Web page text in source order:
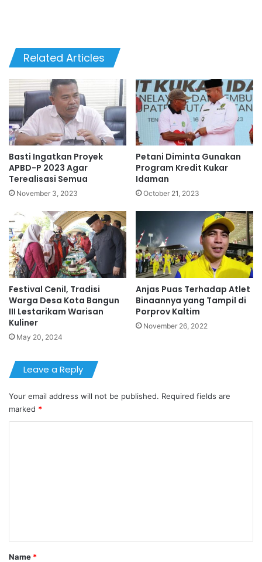
Related Articles
Basti Ingatkan Proyek
APBD-P 2023 Agar
Terealisasi Semua
November 3, 2023
Petani Diminta Gunakan
Program Kredit Kukar
Idaman
October 21, 2023
Festival Cenil, Tradisi
Warga Desa Kota Bangun
III Lestarikam Warisan
Kuliner
May 20, 2024
Anjas Puas Terhadap Atlet
Binaannya yang Tampil di
Porprov Kaltim
November 26, 2022
Leave a Reply
Your email address will not be published. Required fields are
marked *
*
Name *